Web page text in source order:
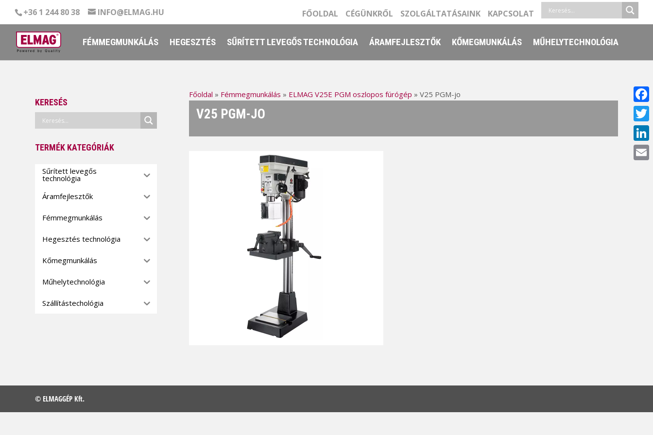
+36 1 244 80 38 INFO@ELMAG.HU FŐOLDAL CÉGÜNKRŐL SZOLGÁLTATÁSAINK KAPCSOLAT
FÉMMEGMUNKÁLÁS HEGESZTÉS SŰRÍTETT LEVEGŐS TECHNOLÓGIA ÁRAMFEJLESZTŐK KŐMEGMUNKÁLÁS MŰHELYTECHNOLÓGIA
Főoldal » Fémmegmunkálás » ELMAG V25E PGM oszlopos fúrógép » V25 PGM-jo
V25 PGM-JO
KERESÉS
TERMÉK KATEGÓRIÁK
Sűrített levegős
technológia
Áramfejlesztők
Fémmegmunkálás
Hegesztés technológia
Kőmegmunkálás
Műhelytechnológia
Szállítástechológia
© ELMAGGÉP Kft.